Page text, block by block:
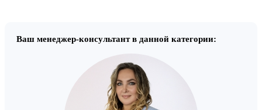
Ваш менеджер-консультант в данной категории: